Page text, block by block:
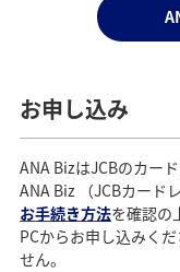
お申し込み
ANA BizはJCBのカー
ANA Biz （JCBカードレ
お手続き方法を確認の
PCからお申し込みく
せん。